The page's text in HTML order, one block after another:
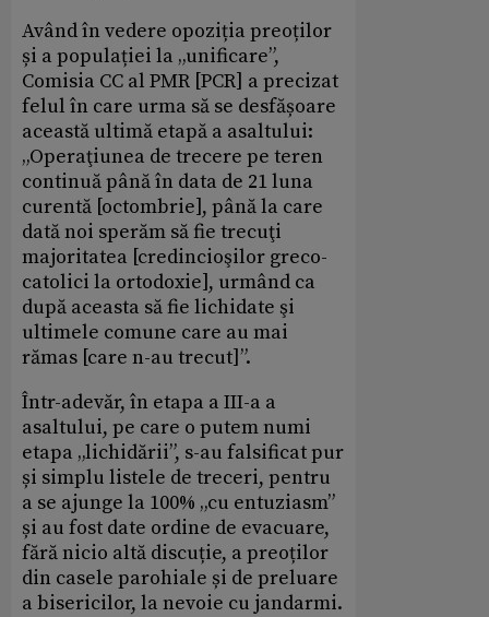
Având în vedere opoziția preoților
și a populației la „unificare”,
Comisia CC al PMR [PCR] a precizat
felul în care urma să se desfășoare
această ultimă etapă a asaltului:
„Operaţiunea de trecere pe teren
continuă până în data de 21 luna
curentă [octombrie], până la care
dată noi sperăm să fie trecuţi
majoritatea [credincioşilor greco-
catolici la ortodoxie], urmând ca
după aceasta să fie lichidate şi
ultimele comune care au mai
rămas [care n-au trecut]”.
Într-adevăr, în etapa a III-a a
asaltului, pe care o putem numi
etapa „lichidării”, s-au falsificat pur
și simplu listele de treceri, pentru
a se ajunge la 100% „cu entuziasm”
și au fost date ordine de evacuare,
fără nicio altă discuție, a preoților
din casele parohiale și de preluare
a bisericilor, la nevoie cu jandarmi.